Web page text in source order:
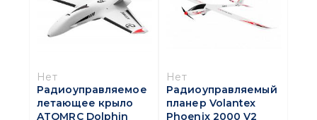
Нет
Радиоуправляемое
летающее крыло
ATOMRC Dolphin
Нет
Радиоуправляемый
планер Volantex
Phoenix 2000 V2